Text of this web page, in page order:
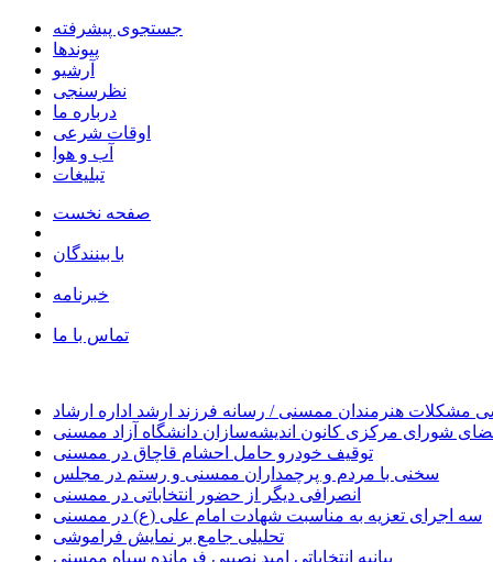
جستجوی پیشرفته
پیوندها
آرشیو
نظرسنجی
درباره ما
اوقات شرعی
آب و هوا
تبلیغات
صفحه نخست
با بینندگان
خبرنامه
تماس با ما
مشکلات هنرمندان ممسنی / رسانه فرزند ارشد اداره ارشاد
شورای مرکزی کانون اندیشه‌سازان دانشگاه آزاد ممسنی
توقیف خودرو حامل احشام قاچاق در ممسنی
سخنی با مردم و پرچمداران ممسنی و رستم در مجلس
انصرافی دیگر از حضور انتخاباتی در ممسنی
سه اجرای تعزیه به مناسبت شهادت امام علی (ع) در ممسنی
تحلیلی جامع بر نمایش فراموشی
بیانیه انتخاباتی امید نصیبی فرمانده سپاه ممسنی